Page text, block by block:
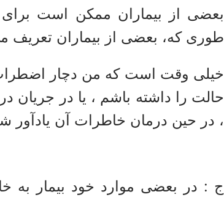
بعضی از بیماران ممکن است برای
طوری که، بعضی از بیماران تعریف
خیلی وقت است که من دچار
، در حین درمان خاطرات آن یادآور
ج : در بعضی موارد خود بیمار